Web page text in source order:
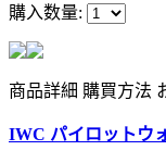
購入数量:
商品詳細 購買方法
IWC パイロットウ